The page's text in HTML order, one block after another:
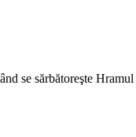
se sărbătoreşte